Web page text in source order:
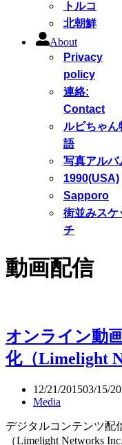
トルコ
北朝鮮
About
Privacy
policy
連絡:
Contact
ルピちゃん
語
写真アルバ
1990(USA)
Sapporo
街並みスケ
チ
動画配信
オンライン動
化（Limelight
12/21/201503/15/
Media
デジタルコンテンツ配
（Limelight Networks